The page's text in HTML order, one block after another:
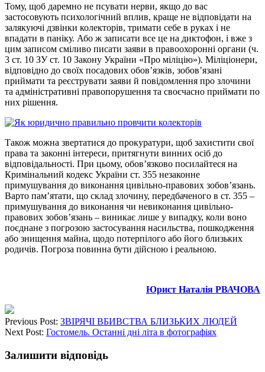
Тому, щоб даремно не псувати нерви, якщо до вас
застосовують психологічний вплив, краще не відповідати на
залякуючі дзвінки колекторів, тримати себе в руках і не
впадати в паніку. Або ж записати все це на диктофон, і вже з
цим записом сміливо писати заяви в правоохоронні органи (ч.
3 ст. 10 ЗУ ст. 10 Закону України «Про міліцію»). Міліціонери,
відповідно до своїх посадових обов’язків, зобов’язані
приймати та реєструвати заяви й повідомлення про злочини
та адміністративні правопорушення та своєчасно приймати по
них рішення.
Також можна звертатися до прокуратури, щоб захистити свої
права та законні інтереси, притягнути винних осіб до
відповідальності. При цьому, обов’язково посилайтеся на
Кримінальний кодекс України ст. 355 незаконне
примушування до виконання цивільно-правових зобов’язань.
Варто пам’ятати, що склад злочину, передбаченого в ст. 355 –
примушування до виконання чи невиконання цивільно-
правових зобов’язань – виникає лише у випадку, коли воно
поєднане з погрозою застосування насильства, пошкодження
або знищення майна, щодо потерпілого або його близьких
родичів. Погроза повинна бути дійсною і реальною.
Юрист Наталія РВАЧОВА
Previous Post: ЗВІРЯЧІ ВБИВСТВА БЛИЗЬКИХ ЛЮДЕЙ
Next Post: Гостомель. Останні дні літа в фотографіях
Залишити відповідь